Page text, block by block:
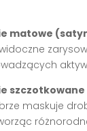
matowe
szczotkowane
maskuje